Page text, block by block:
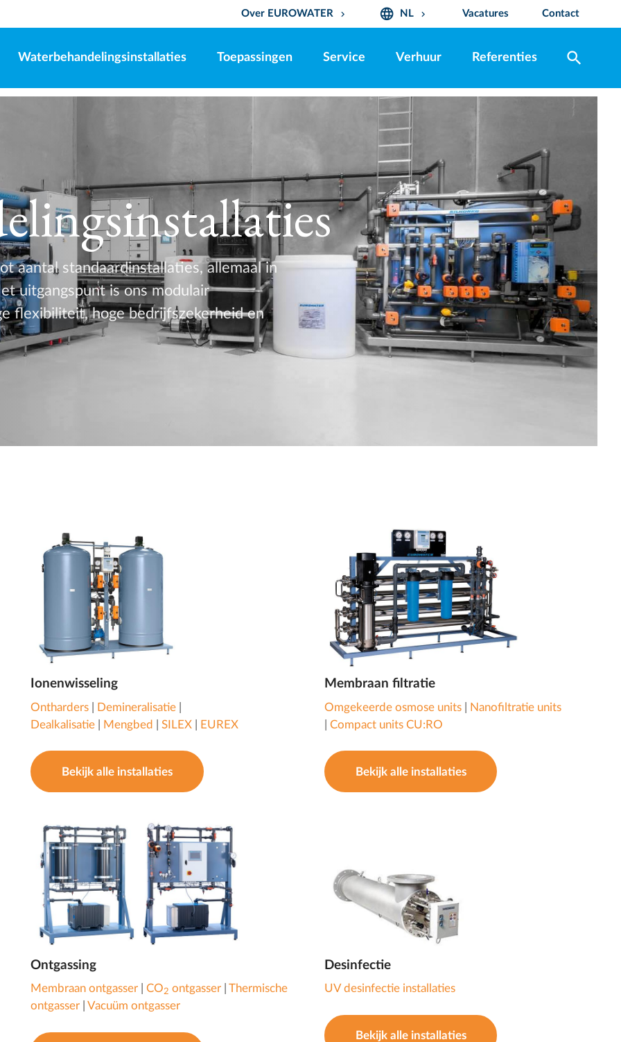
Over EUROWATER keyboard_arrow_down language NL keyboard_arrow_down Vacatures Contact
Waterbehandelingsinstallaties Toepassingen Service Verhuur Referenties search
aantal standaardinstallaties, allemaal in
uitgangspunt is ons modulair
flexibiliteit, hoge bedrijfszekerheid en
Ionenwisseling
Ontharders Demineralisatie
Dealkalisatie
Mengbed |SILEX EUREX
Bekijk alle installaties
Membraan filtratie
Omgekeerde osmose units|
Nanofiltratie units
Compact units CU:RO
Bekijk alle installaties
Ontgassing
Membraan ontgasser |CO2 ontgasser |Thermische
ontgasser |Vacuüm ontgasser
Desinfectie
UV desinfectie installaties
Bekijk alle installaties